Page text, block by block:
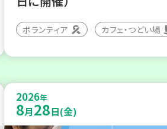
ボランティア カフェ・つどい場
2026年
8月28日(金)